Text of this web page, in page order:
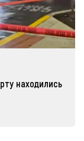
находились